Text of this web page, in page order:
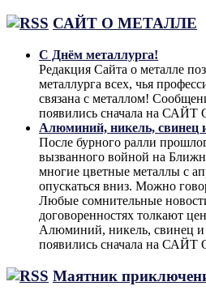
САЙТ О МЕТАЛЛЕ
С Днём металлурга!
Редакция Сайта о металле
металлурга всех, чья
связана с металлом!
появились сначала на
Алюминий, никель, свинец
После бурного ралли
вызванного войной на
многие цветные металлы с
опускаться вниз. Можно
Любые сомнительные
договоренностях толкают
Алюминий, никель, свинец и
появились сначала на
Маятник